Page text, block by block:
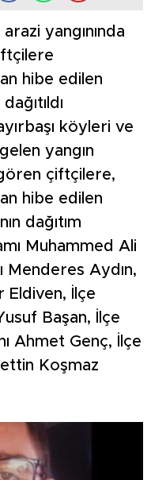
yangınında
hibe edilen
köyleri ve
yangın
çiftçilere,
hibe edilen
dağıtım
Muhammed Ali
Menderes Aydın,
Eldiven, İlçe
Başan, İlçe
Ahmet Genç, İlçe
Koşmaz